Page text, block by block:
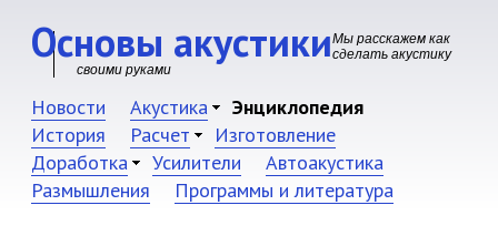
Основы акустикиМы расскажем как
сделать акустику
своими руками
Новости Акустика
Энциклопедия
История
Расчет
Изготовление
Доработка
Усилители
Автоакустика
Размышления
Программы и литература